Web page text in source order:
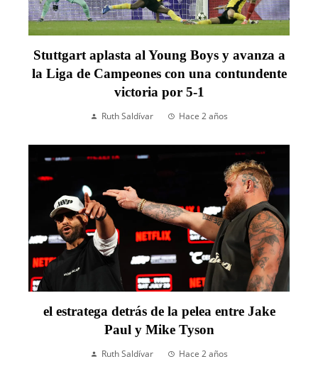
Stuttgart aplasta al Young Boys y avanza a
la Liga de Campeones con una contundente
victoria por 5-1
Ruth Saldívar Hace 2 años
el estratega detrás de la pelea entre Jake
Paul y Mike Tyson
Ruth Saldívar Hace 2 años